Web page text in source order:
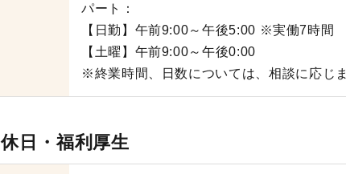
パート：
【日勤】午前9:00～午後5:00 ※実働7時間
【土曜】午前9:00～午後0:00
※終業時間、日数については、相談に応じ
休日・福利厚生